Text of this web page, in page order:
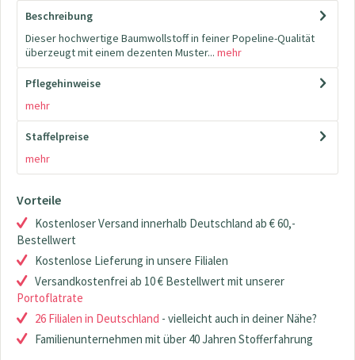
Beschreibung
Dieser hochwertige Baumwollstoff in feiner Popeline-Qualität
überzeugt mit einem dezenten Muster... mehr
Pflegehinweise
mehr
Staffelpreise
mehr
Vorteile
Kostenloser Versand innerhalb Deutschland ab € 60,-
Bestellwert
Kostenlose Lieferung in unsere Filialen
Versandkostenfrei ab 10 € Bestellwert mit unserer
Portoflatrate
26 Filialen in Deutschland - vielleicht auch in deiner Nähe?
Familienunternehmen mit über 40 Jahren Stofferfahrung